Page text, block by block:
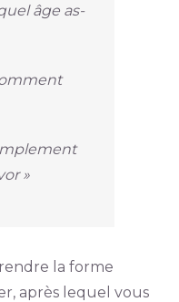
âge as-
»
la forme
après lequel vous